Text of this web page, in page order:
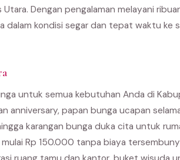
Dengan pengalaman melayani
dalam kondisi segar dan tepat waktu ke
untuk semua kebutuhan Anda di
anniversary, papan bunga ucapan
karangan bunga duka cita untuk
Rp 150.000 tanpa biaya